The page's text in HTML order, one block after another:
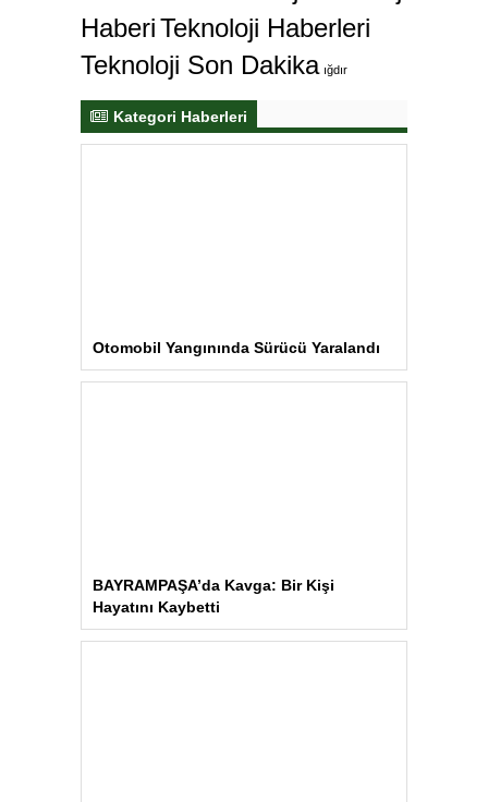
HaberiTeknoloji Haberleri
Teknoloji Son Dakika
Kategori Haberleri
Hayatını Kaybetti